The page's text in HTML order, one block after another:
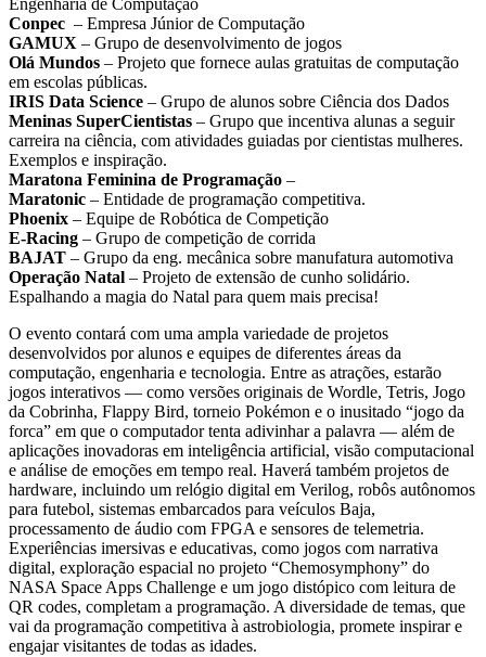
Engenharia de Computação
Conpec – Empresa Júnior de Computação
GAMUX – Grupo de desenvolvimento de jogos
Olá Mundos – Projeto que fornece aulas gratuitas de computação
em escolas públicas.
IRIS Data Science – Grupo de alunos sobre Ciência dos Dados
Meninas SuperCientistas – Grupo que incentiva alunas a seguir
carreira na ciência, com atividades guiadas por cientistas mulheres.
Exemplos e inspiração.
Maratona Feminina de Programação –
Maratonic – Entidade de programação competitiva.
Phoenix – Equipe de Robótica de Competição
E-Racing – Grupo de competição de corrida
BAJAT – Grupo da eng. mecânica sobre manufatura automotiva
Operação Natal – Projeto de extensão de cunho solidário.
Espalhando a magia do Natal para quem mais precisa!
O evento contará com uma ampla variedade de projetos
desenvolvidos por alunos e equipes de diferentes áreas da
computação, engenharia e tecnologia. Entre as atrações, estarão
jogos interativos — como versões originais de Wordle, Tetris, Jogo
da Cobrinha, Flappy Bird, torneio Pokémon e o inusitado “jogo da
forca” em que o computador tenta adivinhar a palavra — além de
aplicações inovadoras em inteligência artificial, visão computacional
e análise de emoções em tempo real. Haverá também projetos de
hardware, incluindo um relógio digital em Verilog, robôs autônomos
para futebol, sistemas embarcados para veículos Baja,
processamento de áudio com FPGA e sensores de telemetria.
Experiências imersivas e educativas, como jogos com narrativa
digital, exploração espacial no projeto “Chemosymphony” do
NASA Space Apps Challenge e um jogo distópico com leitura de
QR codes, completam a programação. A diversidade de temas, que
vai da programação competitiva à astrobiologia, promete inspirar e
engajar visitantes de todas as idades.